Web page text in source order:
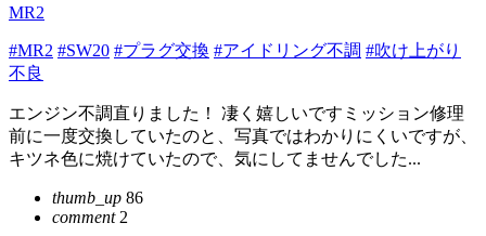
MR2
#MR2 #SW20 #プラグ交換 #アイドリング不調 #吹け上がり
不良
エンジン不調直りました！ 凄く嬉しいですミッション修理
前に一度交換していたのと、写真ではわかりにくいですが、
キツネ色に焼けていたので、気にしてませんでした...
thumb_up 86
comment2